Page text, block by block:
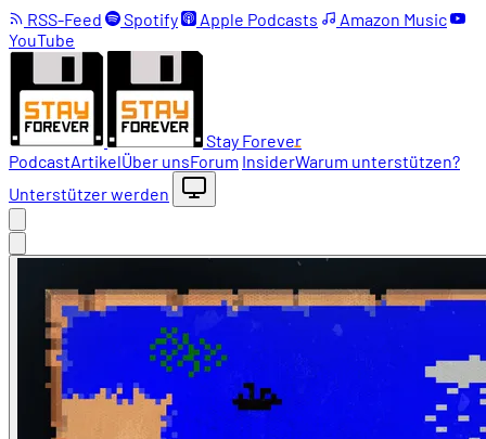
RSS-Feed Spotify Apple Podcasts
Amazon Music
YouTube
Stay Forever
PodcastArtikelÜber unsForum InsiderWarum unterstützen?
Unterstützer werden